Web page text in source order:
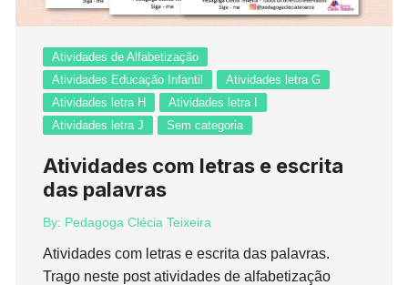
Atividades de Alfabetização
Atividades Educação Infantil
Atividades letra G
Atividades letra H
Atividades letra I
Atividades letra J
Sem categoria
Atividades com letras e escrita
das palavras
By: Pedagoga Clécia Teixeira
Atividades com letras e escrita das palavras.
Trago neste post atividades de alfabetização